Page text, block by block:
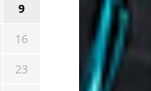
9
16
23